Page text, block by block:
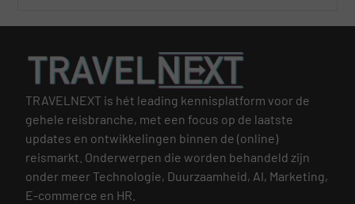
TRAVELNEXT is hét leading kennisplatform voor de
gehele reisbranche, met een focus op de laatste
updates en ontwikkelingen binnen de (online)
reismarkt. Onderwerpen die worden behandeld zijn
onder meer Technologie, Duurzaamheid, AI, Marketing,
E-commerce en HR.